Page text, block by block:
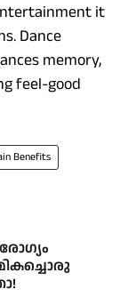
it
Dance
memory,
feel-good
Benefits